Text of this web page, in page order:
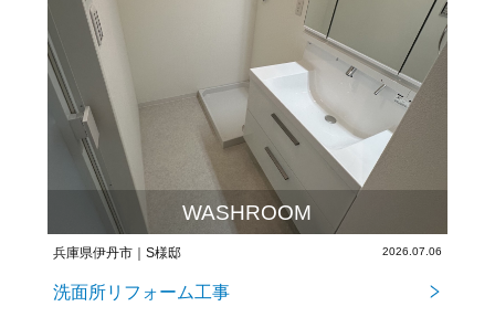
WASHROOM
兵庫県伊丹市｜S様邸 2026.07.06
洗面所リフォーム工事